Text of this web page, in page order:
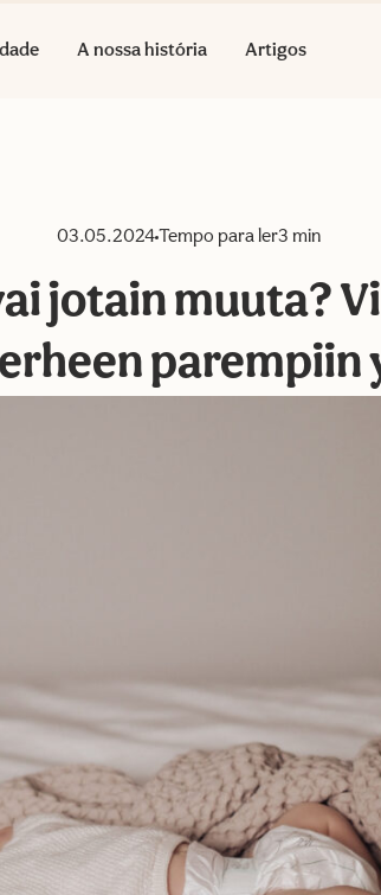
A nossa história Artigos
03.05.2024Tempo para ler3 min
jotain muuta?
parempiin